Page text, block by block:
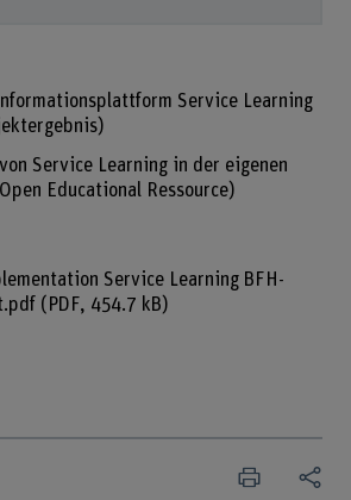
Service Learning
Service Learning in der eigenen
Educational Ressource)
Service Learning BFH-
(PDF, 454.7 kB)